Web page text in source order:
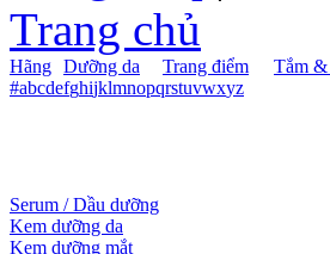
Trang chủ
Hãng Dưỡng da Trang điểm Tắm &
#abcdefghijklmnopqrstuvwxyz
Serum / Dầu dưỡng
Kem dưỡng da
Kem dưỡng mắt